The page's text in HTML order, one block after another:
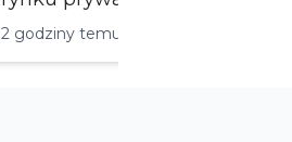
Posiadamy wi...
2 godziny temu